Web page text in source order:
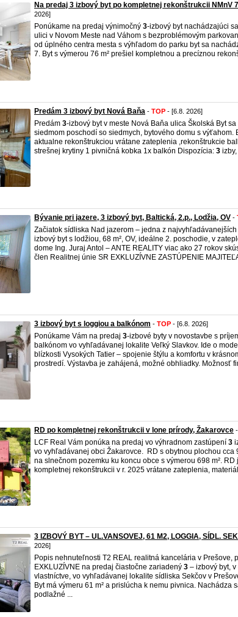
Na predaj 3 izbový byt po kompletnej rekonštrukcii NMnV
2026]
Ponúkame na predaj výnimočný 3-izbový byt nachádzajúci
ulici v Novom Meste nad Váhom s bezproblémovým
od úplného centra mesta s výhľadom do parku byt sa
7. Byt s výmerou 76 m² prešiel kompletnou a precíznou
Predám 3 izbový byt Nová Baňa - TOP - [6.8. 2026]
Predám 3-izbový byt v meste Nová Baňa ulica Školská Byt
siedmom poschodí so siedmych, bytového domu s výťahom.
aktualne rekonštrukciou vrátane zateplenia ,rekonštrukcie
strešnej krytiny 1 pivničná kobka 1x balkón Dispozícia: 3
Bývanie pri jazere, 3 izbový byt, Baltická, 2.p., Lodžia, OV -
Začiatok sídliska Nad jazerom – jedna z
izbový byt s lodžiou, 68 m², OV, ideálne 2. poschodie, v
dome Ing. Juraj Antol – ANTE REALITY viac ako 27 rokov
člen Realitnej únie SR EXKLUZÍVNE ZASTÚPENIE
3 izbový byt s loggiou a balkónom - TOP - [6.8. 2026]
Ponúkame Vám na predaj 3-izbové byty v novostavbe s
balkónom vo vyhľadávanej lokalite Veľký Slavkov. Ide o
blízkosti Vysokých Tatier – spojenie štýlu a komfortu v
prostredí. Výstavba je zahájená, možné obhliadky. Možnosť
RD po kompletnej rekonštrukcii v lone prírody, Žakarovce -
LCF Real Vám ponúka na predaj vo výhradnom zastúpení 3
vo vyhľadávanej obci Žakarovce. RD s obytnou plochou cca
na slnečnom pozemku ku koncu obce s výmerou 698 m². RD
kompletnej rekonštrukcii v r. 2025 vrátane zateplenia,
3 IZBOVÝ BYT – UL.VANSOVEJ, 61 M2, LOGGIA, SÍDL.
2026]
Popis nehnuteľnosti T2 REAL realitná kancelária v Prešove,
EXKLUZÍVNE na predaj čiastočne zariadený 3 – izbový byt,
vlastníctve, vo vyhľadávanej lokalite sídliska Sekčov v
Byt má výmeru 61 m² a prislúcha k nemu pivnica. Nachádza
podlažné ...